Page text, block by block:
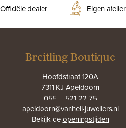
Officiële dealer Eigen atelier
Breitling Boutique
Hoofdstraat 120A
7311 KJ Apeldoorn
055 – 521 22 75
apeldoorn@vanhell-juweliers.nl
Bekijk deopeningstijden